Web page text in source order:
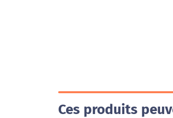
Ces produits